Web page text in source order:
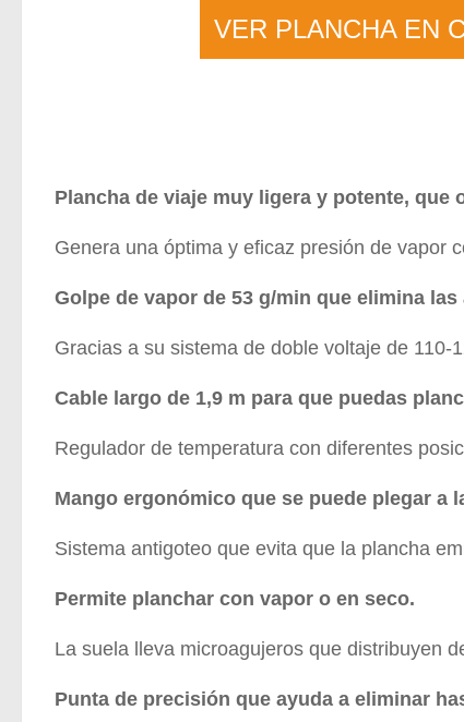
VER PLANCHA EN
Plancha de viaje muy ligera y potente,
Genera una óptima y eficaz presión de vapor
Golpe de vapor de 53 g/min que elimina
Gracias a su sistema de doble voltaje de
Cable largo de 1,9 m para que puedas
Regulador de temperatura con diferentes
Mango ergonómico que se puede plegar a
Sistema antigoteo que evita que la plancha
Permite planchar con vapor o en seco.
La suela lleva microagujeros que distribuyen
Punta de precisión que ayuda a eliminar